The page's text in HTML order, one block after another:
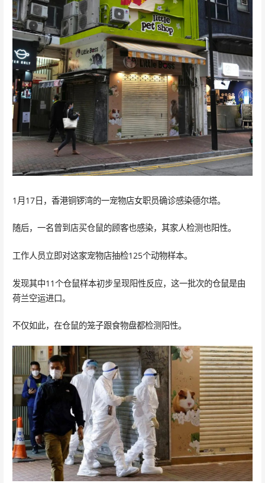
1月17日，香港铜锣湾的一宠物店女职员确诊感染德尔塔。
随后，一名曾到店买仓鼠的顾客也感染，其家人检测也阳性。
工作人员立即对这家宠物店抽检125个动物样本。
发现其中11个仓鼠样本初步呈现阳性反应，这一批次的仓鼠是由
荷兰空运进口。
不仅如此，在仓鼠的笼子跟食物盘都检测阳性。